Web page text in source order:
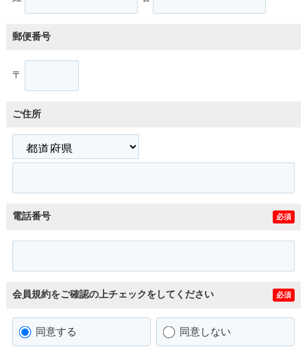
郵便番号
〒
ご住所
電話番号 必須
会員規約をご確認の上チェックをしてください 必須
同意する 同意しない